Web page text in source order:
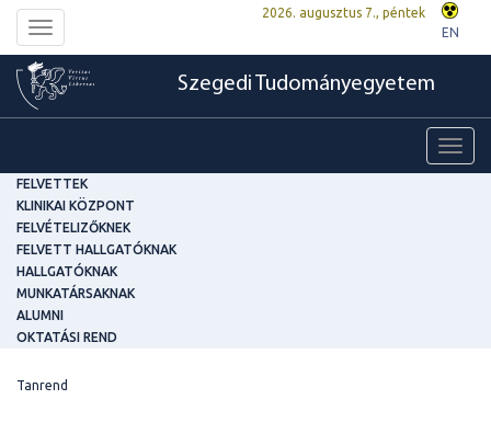
Toggle
navigation
2026. augusztus 7., péntek
EN
Szegedi Tudományegyetem
FELVETTEK
KLINIKAI KÖZPONT
FELVÉTELIZŐKNEK
FELVETT HALLGATÓKNAK
HALLGATÓKNAK
MUNKATÁRSAKNAK
ALUMNI
OKTATÁSI REND
Tanrend